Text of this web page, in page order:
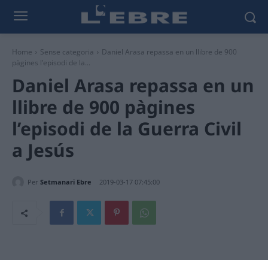
Home Sense categoria
Daniel Arasa repassa en un llibre de 900
pàgines l’episodi de la...
Daniel Arasa repassa en un
llibre de 900 pàgines
l’episodi de la Guerra Civil
a Jesús
Per Setmanari Ebre 2019-03-17 07:45:00